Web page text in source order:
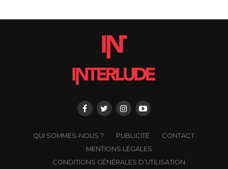
QUI SOMMES-NOUS ? PUBLICITÉ
CONTACT
MENTIONS LÉGALES
CONDITIONS GÉNÉRALES D’UTILISATION